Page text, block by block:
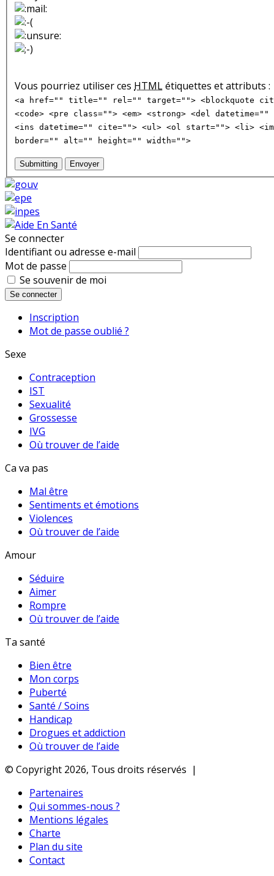
Vous pourriez utiliser ces HTMLétiquettes et attributs :
<a href="" title="" rel="" target=""> <blockquote
<code> <pre class=""> <em> <strong> <del
<ins datetime="" cite=""> <ul> <ol start=""> <li>
border="" alt="" height="" width="">
Submitting Envoyer
Se connecter
Identifiant ou adresse e-mail
Mot de passe
Se souvenir de moi
Se connecter
Inscription
Mot de passe oublié ?
Sexe
Contraception
IST
Sexualité
Grossesse
IVG
Où trouver de l’aide
Ca va pas
Mal être
Sentiments et émotions
Violences
Où trouver de l’aide
Amour
Séduire
Aimer
Rompre
Où trouver de l’aide
Ta santé
Bien être
Mon corps
Puberté
Santé / Soins
Handicap
Drogues et addiction
Où trouver de l’aide
© Copyright 2026, Tous droits réservés |
Partenaires
Qui sommes-nous ?
Mentions légales
Charte
Plan du site
Contact